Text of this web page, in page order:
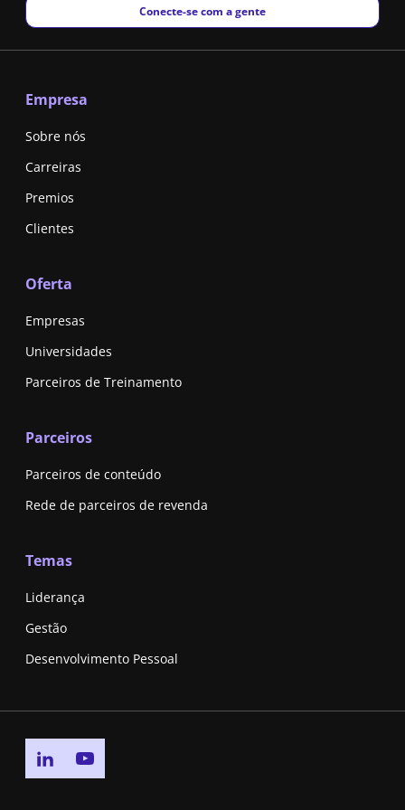
New window
Conecte-se com a gente
Empresa
Sobre nós
Carreiras
Premios
Clientes
Oferta
Empresas
Universidades
Parceiros de Treinamento
Parceiros
Parceiros de conteúdo
Rede de parceiros de revenda
Temas
Liderança
Gestão
Desenvolvimento Pessoal
Go to linkedin page